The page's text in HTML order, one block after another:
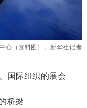
心（资料图）。新华社记者
国际组织的展会
桥梁